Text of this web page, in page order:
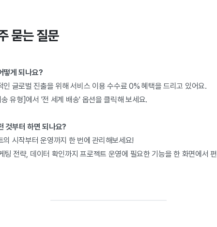
묻는 질문
떻게 되나요?
인 글로벌 진출을 위해 서비스 이용 수수료 0% 혜택을 드리고 있어요.
유형]에서 '전 세계 배송' 옵션을 클릭해 보세요.
것부터 하면 되나요?
시작부터 운영까지 한 번에 관리해보세요!
팅 전략, 데이터 확인까지 프로젝트 운영에 필요한 기능을 한 화면에서